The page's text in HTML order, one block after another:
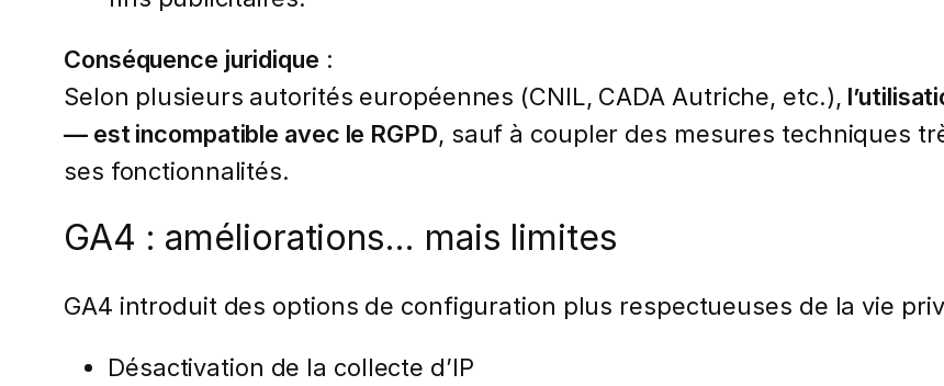
Conséquence juridique :
Selon plusieurs autorités européennes (CNIL, CADA Autriche, etc.),
— est incompatible avec le RGPD, sauf à coupler des mesures techniques
ses fonctionnalités.
GA4 : améliorations… mais limites
GA4 introduit des options de configuration plus respectueuses de la vie
Désactivation de la collecte d’IP